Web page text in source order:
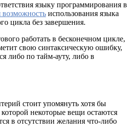
языку программирования в
возможность использования языка
цикла без завершения.
работать в бесконечном цикле,
свою синтаксическую ошибку,
либо по тайм-ауту, либо в
стоит упомянуть хотя бы
некоторые вещи остаются
в отсутствии желания что-либо